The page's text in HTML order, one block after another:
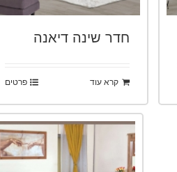
חדר שינה דיאנה
קרא עוד פרטים